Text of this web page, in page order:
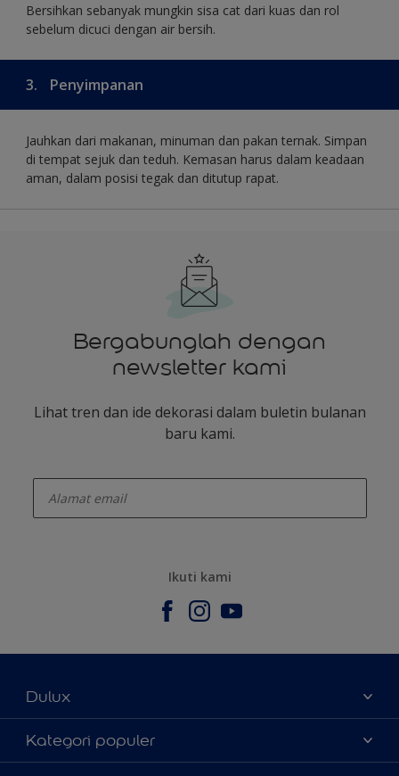
Bersihkan sebanyak mungkin sisa cat dari kuas dan rol
sebelum dicuci dengan air bersih.
3. Penyimpanan
Jauhkan dari makanan, minuman dan pakan ternak. Simpan
di tempat sejuk dan teduh. Kemasan harus dalam keadaan
aman, dalam posisi tegak dan ditutup rapat.
Bergabunglah dengan
newsletter kami
Lihat tren dan ide dekorasi dalam buletin bulanan
baru kami.
Ikuti kami
Dulux
Tentang Kami
Contact us
Kategori populer